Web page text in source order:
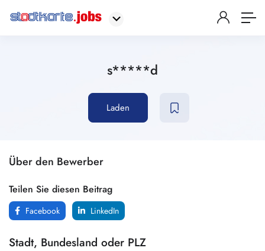
s*****d
Laden
Über den Bewerber
Teilen Sie diesen Beitrag
Facebook LinkedIn
Stadt, Bundesland oder PLZ